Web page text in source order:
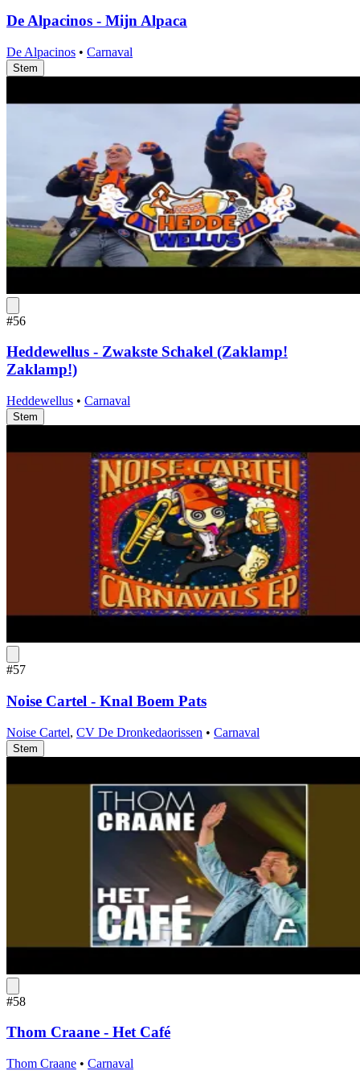
De Alpacinos - Mijn Alpaca
De Alpacinos • Carnaval
Stem
#56
Heddewellus - Zwakste Schakel (Zaklamp!
Zaklamp!)
Heddewellus • Carnaval
Stem
#57
Noise Cartel - Knal Boem Pats
Noise Cartel, CV De Dronkedaorissen • Carnaval
Stem
#58
Thom Craane - Het Café
Thom Craane • Carnaval